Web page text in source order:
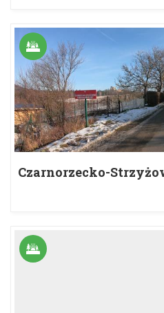
Czarnorzecko-